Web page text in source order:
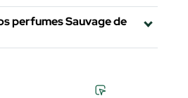
perfumes Sauvage de